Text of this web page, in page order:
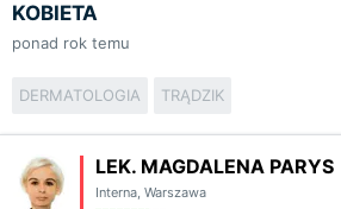
KOBIETA
ponad rok temu
DERMATOLOGIA TRĄDZIK
LEK. MAGDALENA PARYS
Interna, Warszawa